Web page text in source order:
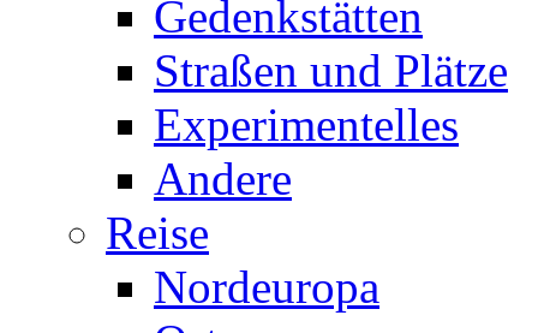
Gedenkstätten
Straßen und Plätze
Experimentelles
Andere
Reise
Nordeuropa